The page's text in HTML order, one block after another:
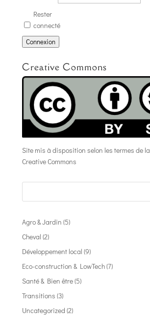
Rester
connecté
Connexion
Creative Commons
Site mis à disposition selon les termes de la
Creative Commons
Agro & Jardin (5)
Cheval (2)
Développement local (9)
Eco-construction & LowTech(7)
Santé & Bien être(5)
Transitions (3)
Uncategorized (2)